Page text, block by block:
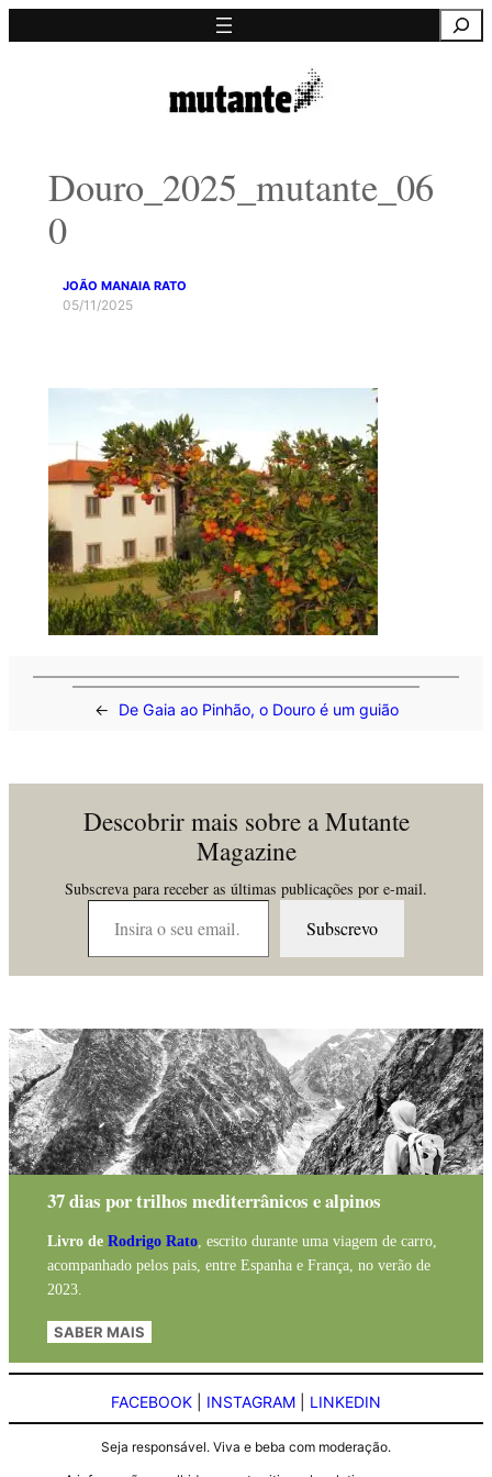
para
Douro_2025_mutante_06
0
JOÃO MANAIA RATO
05/11/2025
← De Gaia ao Pinhão, o Douro é um guião
Descobrir mais sobre a Mutante
Magazine
Subscreva para receber as últimas publicações por e-mail.
Insira o seu email…
Subscrevo
37 dias por trilhos mediterrânicos e alpinos
Livro de Rodrigo Rato, escrito durante uma viagem de carro,
acompanhado pelos pais, entre Espanha e França, no verão de
2023.
SABER MAIS
FACEBOOK INSTAGRAM LINKEDIN
Seja responsável. Viva e beba com moderação.